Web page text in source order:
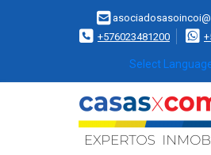
+576023481200
Select